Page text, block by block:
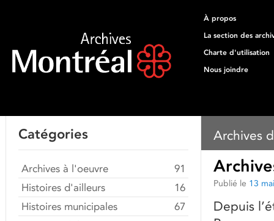
À propos
La section des
Charte d'utilisation
Nous joindre
Archives
Publié le 13
Depuis
Catégories
Archives à l'oeuvre
91
Histoires d'ailleurs
16
Histoires municipales
67